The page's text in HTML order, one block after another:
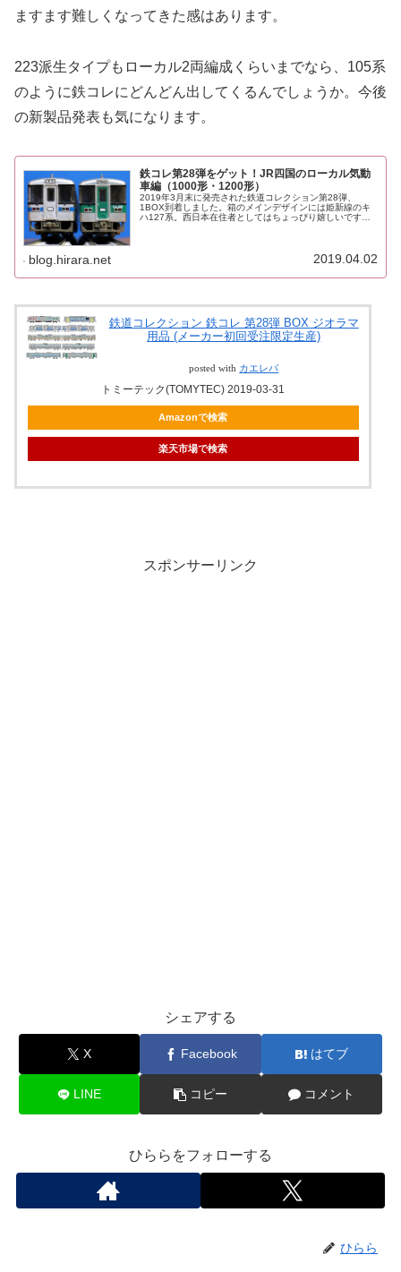
ますます難しくなってきた感はあります。
223派生タイプもローカル2両編成くらいまでなら、105系
のように鉄コレにどんどん出してくるんでしょうか。今後
の新製品発表も気になります。
鉄コレ第28弾をゲット！JR四国のローカル気動
車編（1000形・1200形）
2019年3月末に発売された鉄道コレクション第28弾、
1BOX到着しました。箱のメインデザインには姫新線のキ
ハ127系。西日本在住者としてはちょっぴり嬉しいです
blog.hirara.net 2019.04.02
鉄道コレクション 鉄コレ 第28弾 BOX ジオラマ
用品 (メーカー初回受注限定生産)
posted with カエレバ
トミーテック(TOMYTEC) 2019-03-31
Amazonで検索
楽天市場で検索
スポンサーリンク
シェアする
X Facebook はてブ
LINE コピー コメント
ひららをフォローする
ひらら